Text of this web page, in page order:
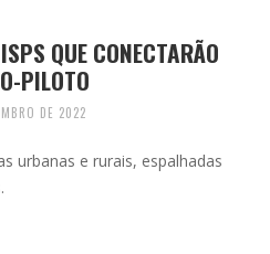
QUE CONECTARÃO
PILOTO
DE 2022
urbanas e rurais, espalhadas